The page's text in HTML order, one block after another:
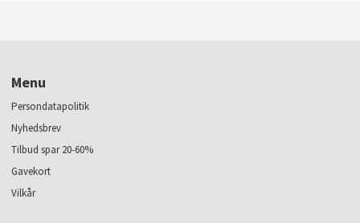
Menu
Persondatapolitik
Nyhedsbrev
Tilbud spar 20-60%
Gavekort
Vilkår